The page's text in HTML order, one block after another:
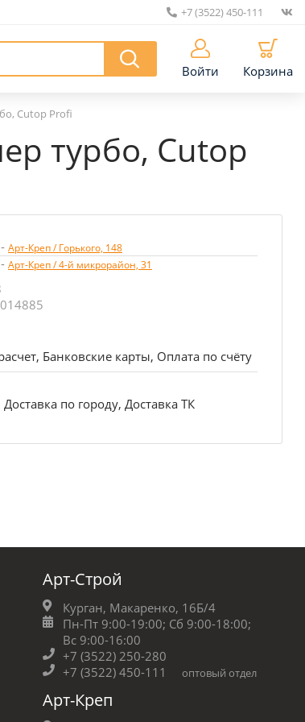
+7 (3522) 450-111
Войти Корзина
Cutop Profi
турбо, Cutop
- Арт-Креп / Горького, 148
- Арт-Креп / 4-й микрорайон, 31
Банковские карты, Оплата по счёту
по городу, Доставка ТК
Арт-Строй
Курган, Макаренко, 16Б/4
Пн-Пт 9:00-19:00; Сб 9:00-18:00;
Вс 9:00-16:00
+7 (3522) 250-280
+7 (3522) 450-111
оптовый отдел
Арт-Креп